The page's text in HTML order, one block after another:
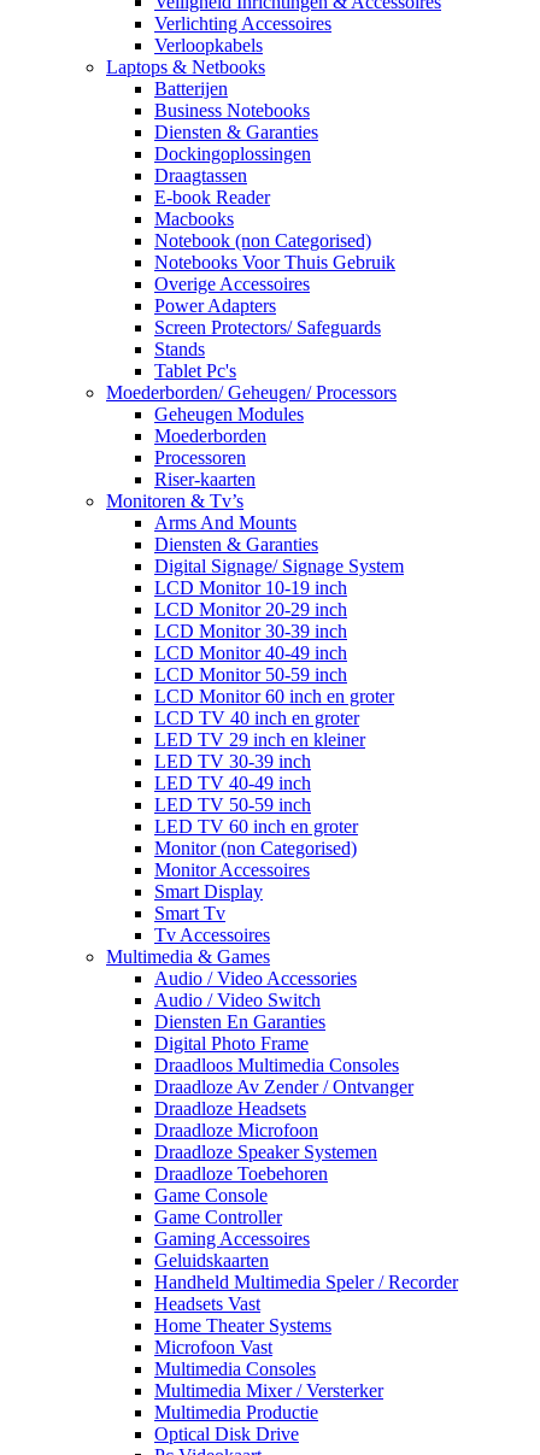
Verlichting Accessoires
Verloopkabels
Laptops & Netbooks
Batterijen
Business Notebooks
Diensten & Garanties
Dockingoplossingen
Draagtassen
E-book Reader
Macbooks
Notebook (non Categorised)
Notebooks Voor Thuis Gebruik
Overige Accessoires
Power Adapters
Screen Protectors/ Safeguards
Stands
Tablet Pc's
Moederborden/ Geheugen/ Processors
Geheugen Modules
Moederborden
Processoren
Riser-kaarten
Monitoren & Tv’s
Arms And Mounts
Diensten & Garanties
Digital Signage/ Signage System
LCD Monitor 10-19 inch
LCD Monitor 20-29 inch
LCD Monitor 30-39 inch
LCD Monitor 40-49 inch
LCD Monitor 50-59 inch
LCD Monitor 60 inch en groter
LCD TV 40 inch en groter
LED TV 29 inch en kleiner
LED TV 30-39 inch
LED TV 40-49 inch
LED TV 50-59 inch
LED TV 60 inch en groter
Monitor (non Categorised)
Monitor Accessoires
Smart Display
Smart Tv
Tv Accessoires
Multimedia & Games
Audio / Video Accessories
Audio / Video Switch
Diensten En Garanties
Digital Photo Frame
Draadloos Multimedia Consoles
Draadloze Av Zender / Ontvanger
Draadloze Headsets
Draadloze Microfoon
Draadloze Speaker Systemen
Draadloze Toebehoren
Game Console
Game Controller
Gaming Accessoires
Geluidskaarten
Handheld Multimedia Speler / Recorder
Headsets Vast
Home Theater Systems
Microfoon Vast
Multimedia Consoles
Multimedia Mixer / Versterker
Multimedia Productie
Optical Disk Drive